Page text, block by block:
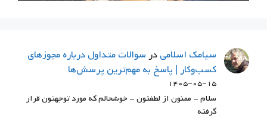
سيامك اسلاميدرسوالات متداول درباره مجوزهای
کسب‌وکار | پاسخ به مهم‌ترین پرسش‌ها
۱۴۰۵-۰۵-۱۵
سلام - ممنون از لطفتون - خوشحالم که مورد توجهتون قرار
گرفته